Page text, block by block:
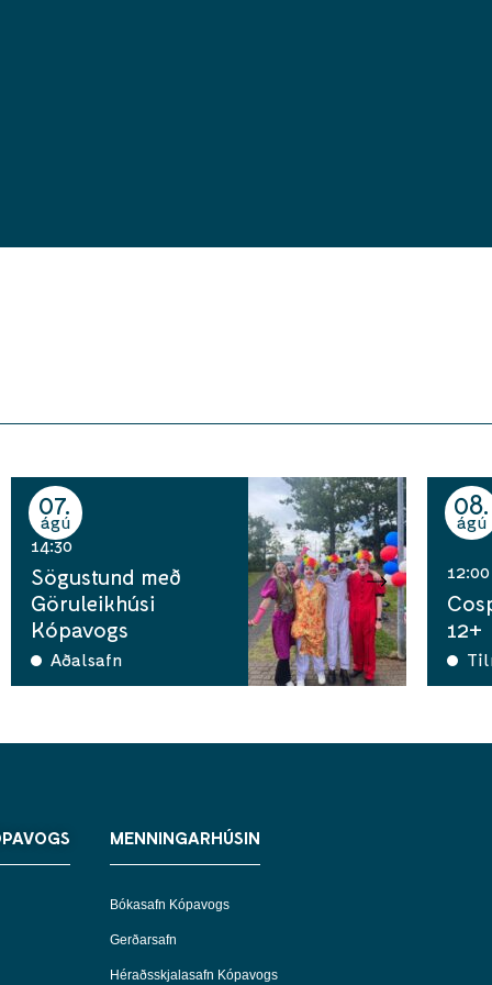
07
ágú
14:30
Sögustund með
Göruleikhúsi
Kópavogs
Aðalsafn
08
ágú
12:00
12+
MENNINGARHÚSIN
Bókasafn Kópavogs
Gerðarsafn
Héraðsskjalasafn Kópavogs